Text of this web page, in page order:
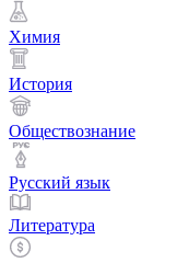
Химия
История
Обществознание
Русский язык
Литература